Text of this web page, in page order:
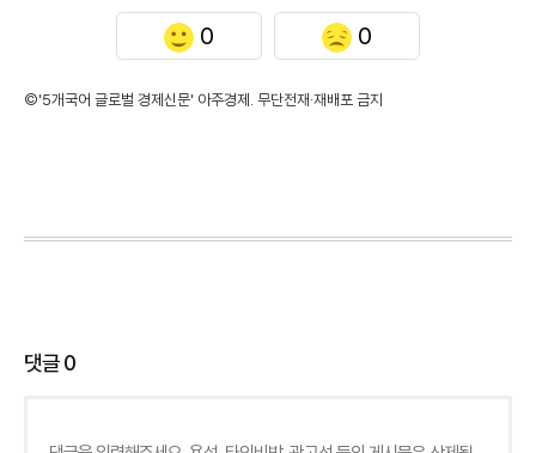
0 0
©'5개국어 글로벌 경제신문' 아주경제. 무단전재·재배포 금지
댓글0